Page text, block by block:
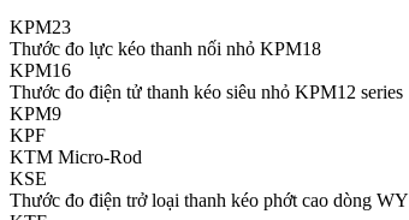
KPM23
Thước đo lực kéo thanh nối nhỏ KPM18
KPM16
Thước đo điện tử thanh kéo siêu nhỏ KPM12 series
KPM9
KPF
KTM Micro-Rod
KSE
Thước đo điện trở loại thanh kéo phớt cao dòng WY